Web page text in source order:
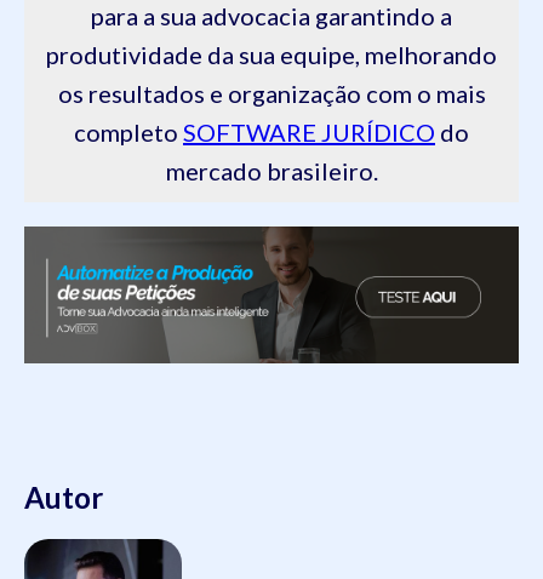
para a sua advocacia garantindo a
produtividade da sua equipe, melhorando
os resultados e organização com o mais
completo SOFTWARE JURÍDICO do
mercado brasileiro.
Autor